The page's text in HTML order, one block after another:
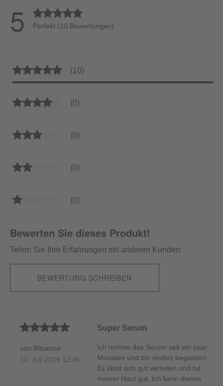
5 Durchschnittliche Bewertung von 5 von 5 Sternen
Perfekt (10 Bewertungen)
Durchschnittliche Bewertung von 5 von 5 Sternen
(10)
Durchschnittliche Bewertung von 4 von 5 Sternen
(0)
Durchschnittliche Bewertung von 3 von 5 Sternen
(0)
Durchschnittliche Bewertung von 2 von 5 Sternen
(0)
Durchschnittliche Bewertung von 1 von 5 Sternen
(0)
Bewerten Sie dieses Produkt!
Teilen Sie Ihre Erfahrungen mit anderen Kunden.
BEWERTUNG SCHREIBEN
Durchschnittliche Bewertung von 5 von 5 Sternen
von Bibianna
10. Juli 2026 12:45
Super Serum
Ich nehme das Serum seit ein paar
Monaten und bin restlos begeistert.
Es lässt sich gut verteilen und tut
meiner Haut gut. Ich kann dieses